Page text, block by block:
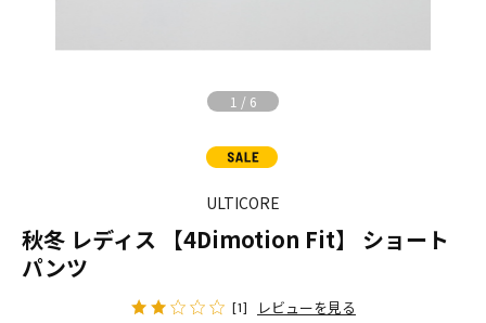
1 / 6
ULTICORE
秋冬 レディス 【4Dimotion Fit】 ショート
パンツ
[1] レビューを見る